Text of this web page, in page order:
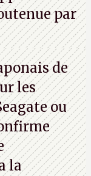
par
de
les
ou
la